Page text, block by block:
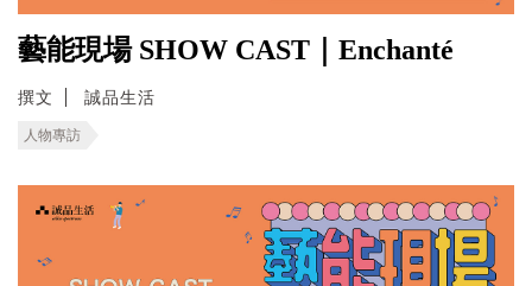
藝能現場 SHOW CAST｜Enchanté
撰文 誠品生活
人物專訪